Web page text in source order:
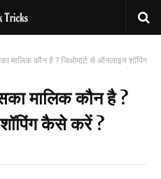
मालिक कौन है ? जिओमार्ट से ऑनलाइन शॉपिंग
मालिक कौन है ?
कैसे करें ?